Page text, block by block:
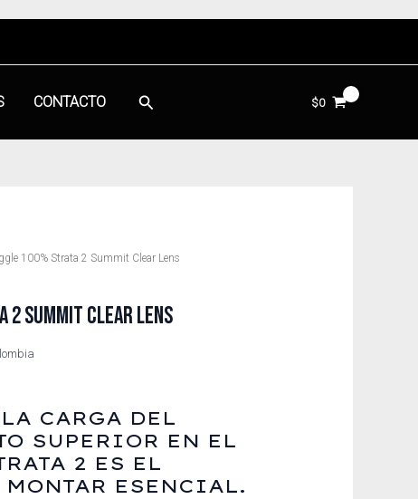
CONTACTO Buscar $0
100% Strata 2 Summit Clear Lens
2 SUMMIT CLEAR LENS
CARGA DEL
SUPERIOR EN EL
2 ES EL
MONTAR ESENCIAL.